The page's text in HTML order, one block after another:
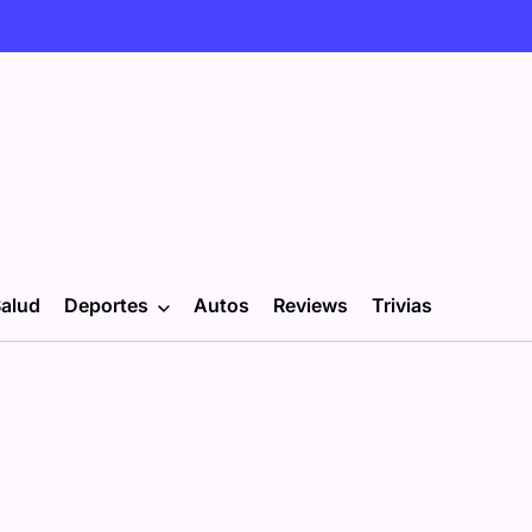
Deportes Autos Reviews Trivias